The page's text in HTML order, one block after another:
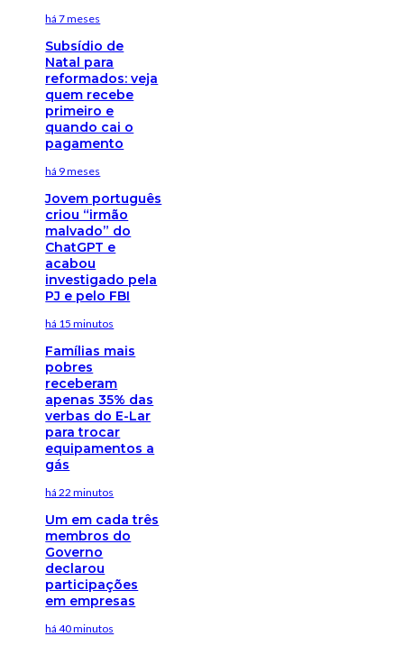
há 7 meses
Subsídio de
Natal para
reformados: veja
quem recebe
primeiro e
quando cai o
pagamento
há 9 meses
Jovem português
criou “irmão
malvado” do
ChatGPT e
acabou
investigado pela
PJ e pelo FBI
há 15 minutos
Famílias mais
pobres
receberam
apenas 35% das
verbas do E-Lar
para trocar
equipamentos a
gás
há 22 minutos
Um em cada três
membros do
Governo
declarou
participações
em empresas
há 40 minutos